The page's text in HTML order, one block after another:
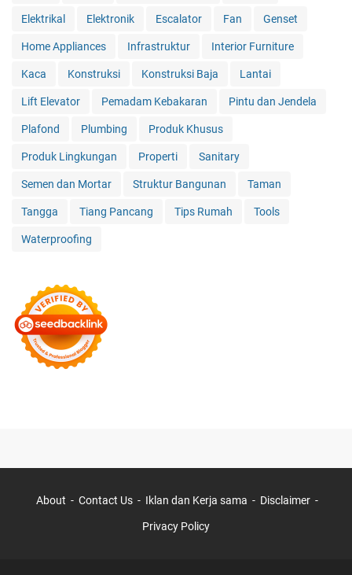
Elektrikal Elektronik Escalator Fan Genset
Home Appliances Infrastruktur Interior Furniture
Kaca Konstruksi Konstruksi Baja Lantai
Lift Elevator Pemadam Kebakaran Pintu dan Jendela
Plafond Plumbing Produk Khusus
Produk Lingkungan Properti Sanitary
Semen dan Mortar Struktur Bangunan Taman
Tangga Tiang Pancang Tips Rumah Tools
Waterproofing
About Contact Us Iklan dan Kerja sama Disclaimer
Privacy Policy